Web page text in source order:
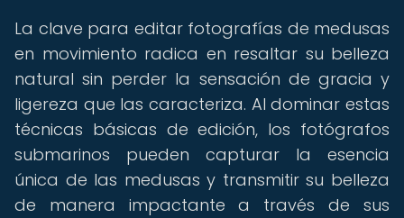
La clave para editar fotografías de medusas
en movimiento radica en resaltar su belleza
natural sin perder la sensación de gracia y
ligereza que las caracteriza. Al dominar estas
técnicas básicas de edición, los fotógrafos
submarinos pueden capturar la esencia
única de las medusas y transmitir su belleza
de manera impactante a través de sus